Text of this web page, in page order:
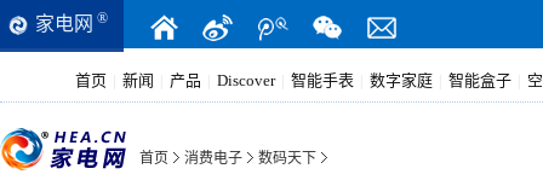
家电网 ®
首页 新闻 产品 Discover 智能手表 数字家庭 智能盒子
首页 消费电子 数码天下